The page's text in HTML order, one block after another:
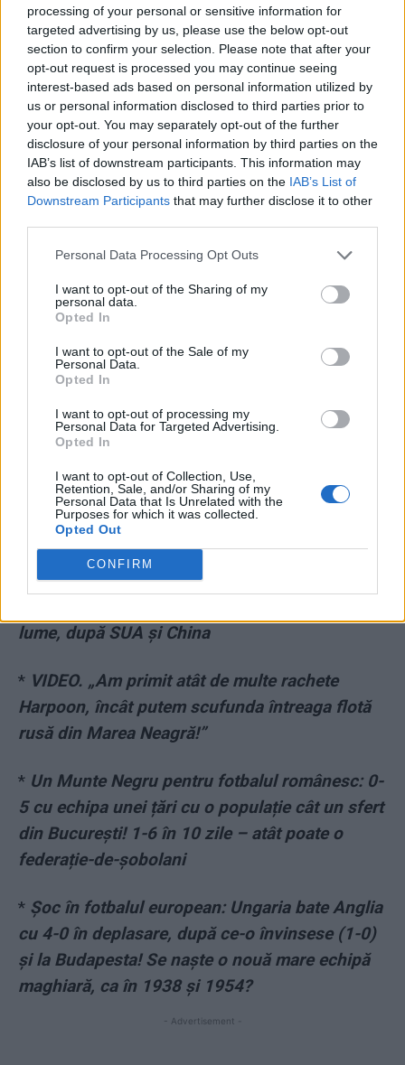
processing of your personal or sensitive information for
targeted advertising by us, please use the below opt-out
section to confirm your selection. Please note that after your
opt-out request is processed you may continue seeing
interest-based ads based on personal information utilized by
us or personal information disclosed to third parties prior to
your opt-out. You may separately opt-out of the further
disclosure of your personal information by third parties on the
IAB’s list of downstream participants. This information may
also be disclosed by us to third parties on the IAB’s List of
Downstream Participants that may further disclose it to other
Personal Data Processing Opt Outs
I want to opt-out of the Sharing of my
personal data.
Opted In
I want to opt-out of the Sale of my
Personal Data.
Opted In
I want to opt-out of processing my
Personal Data for Targeted Advertising.
Opted In
I want to opt-out of Collection, Use,
Retention, Sale, and/or Sharing of my
Personal Data that Is Unrelated with the
Purposes for which it was collected.
Opted Out
CONFIRM
care anunță „inevitabila” folosire a armelor
nucleare și „decapitarea în Piața Roșie” a
ucrainenilor
*Generalul Wesley Clark: „Alianța NATO însăși
va fi în pericol dacă Ucraina nu va primi sprijin
deplin pentru a-l respinge pe Putin”
ad
Moment istoric: Germania va redeveni
puterea militară numărul 1 a Europei.
Parlamentul a aprobat un buget anual de 100
lume, după SUA și China
* VIDEO. „Am primit atât de multe rachete
Harpoon, încât putem scufunda întreaga flotă
rusă din Marea Neagră!”
* Un Munte Negru pentru fotbalul românesc: 0-
5 cu echipa unei țări cu o populație cât un sfert
din București! 1-6 în 10 zile – atât poate o
federație-de-șobolani
* Șoc în fotbalul european: Ungaria bate Anglia
cu 4-0 în deplasare, după ce-o învinsese (1-0)
și la Budapesta! Se naște o nouă mare echipă
maghiară, ca în 1938 și 1954?
- Advertisement -